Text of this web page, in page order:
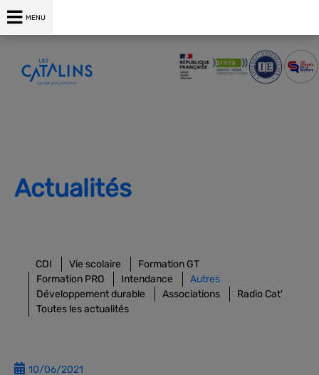
MENU
Actualités
CDI Vie scolaire
Formation GT
Formation PRO
Intendance
Autres
Développement durable
Associations
Radio Cat'
Toutes les actualités
10/06/2021